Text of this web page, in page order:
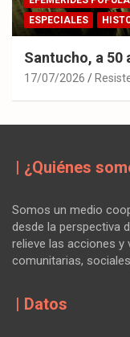
ESPECIALES
Santucho, a 50
17/07/2026
| ¿Quiénes
Somos un medio
desde la perspectiva
relieve las acciones y
comunitarias,
| Datos